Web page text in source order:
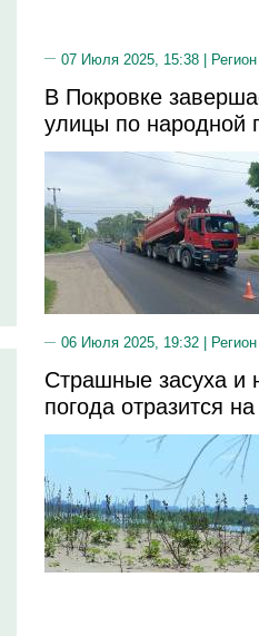
07 Июля 2025, 15:38 |
В Покровке
улицы по народной
06 Июля 2025, 19:32 |
Страшные засуха и
погода отразится